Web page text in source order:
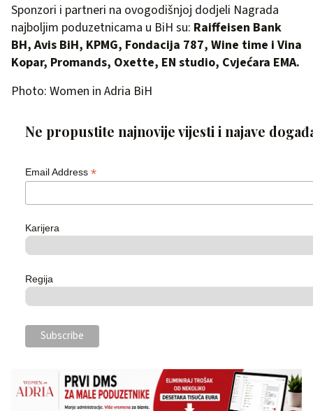
Sponzori i partneri na ovogodišnjoj dodjeli Nagrada
najboljim poduzetnicama u BiH su: Raiffeisen Bank
BH, Avis BiH, KPMG, Fondacija 787, Wine time i Vina
Kopar, Promands, Oxette, EN studio, Cvjećara EMA.
Photo: Women in Adria BiH
Ne propustite najnovije vijesti i najave
Email Address *
Karijera
Regija